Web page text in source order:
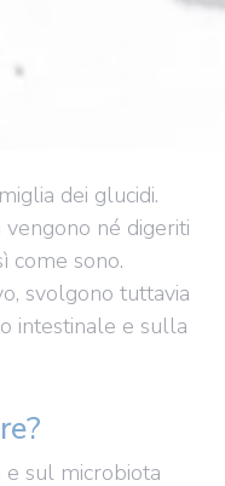
dei glucidi.
né digeriti
come sono.
svolgono tuttavia
intestinale e sulla
sul microbiota